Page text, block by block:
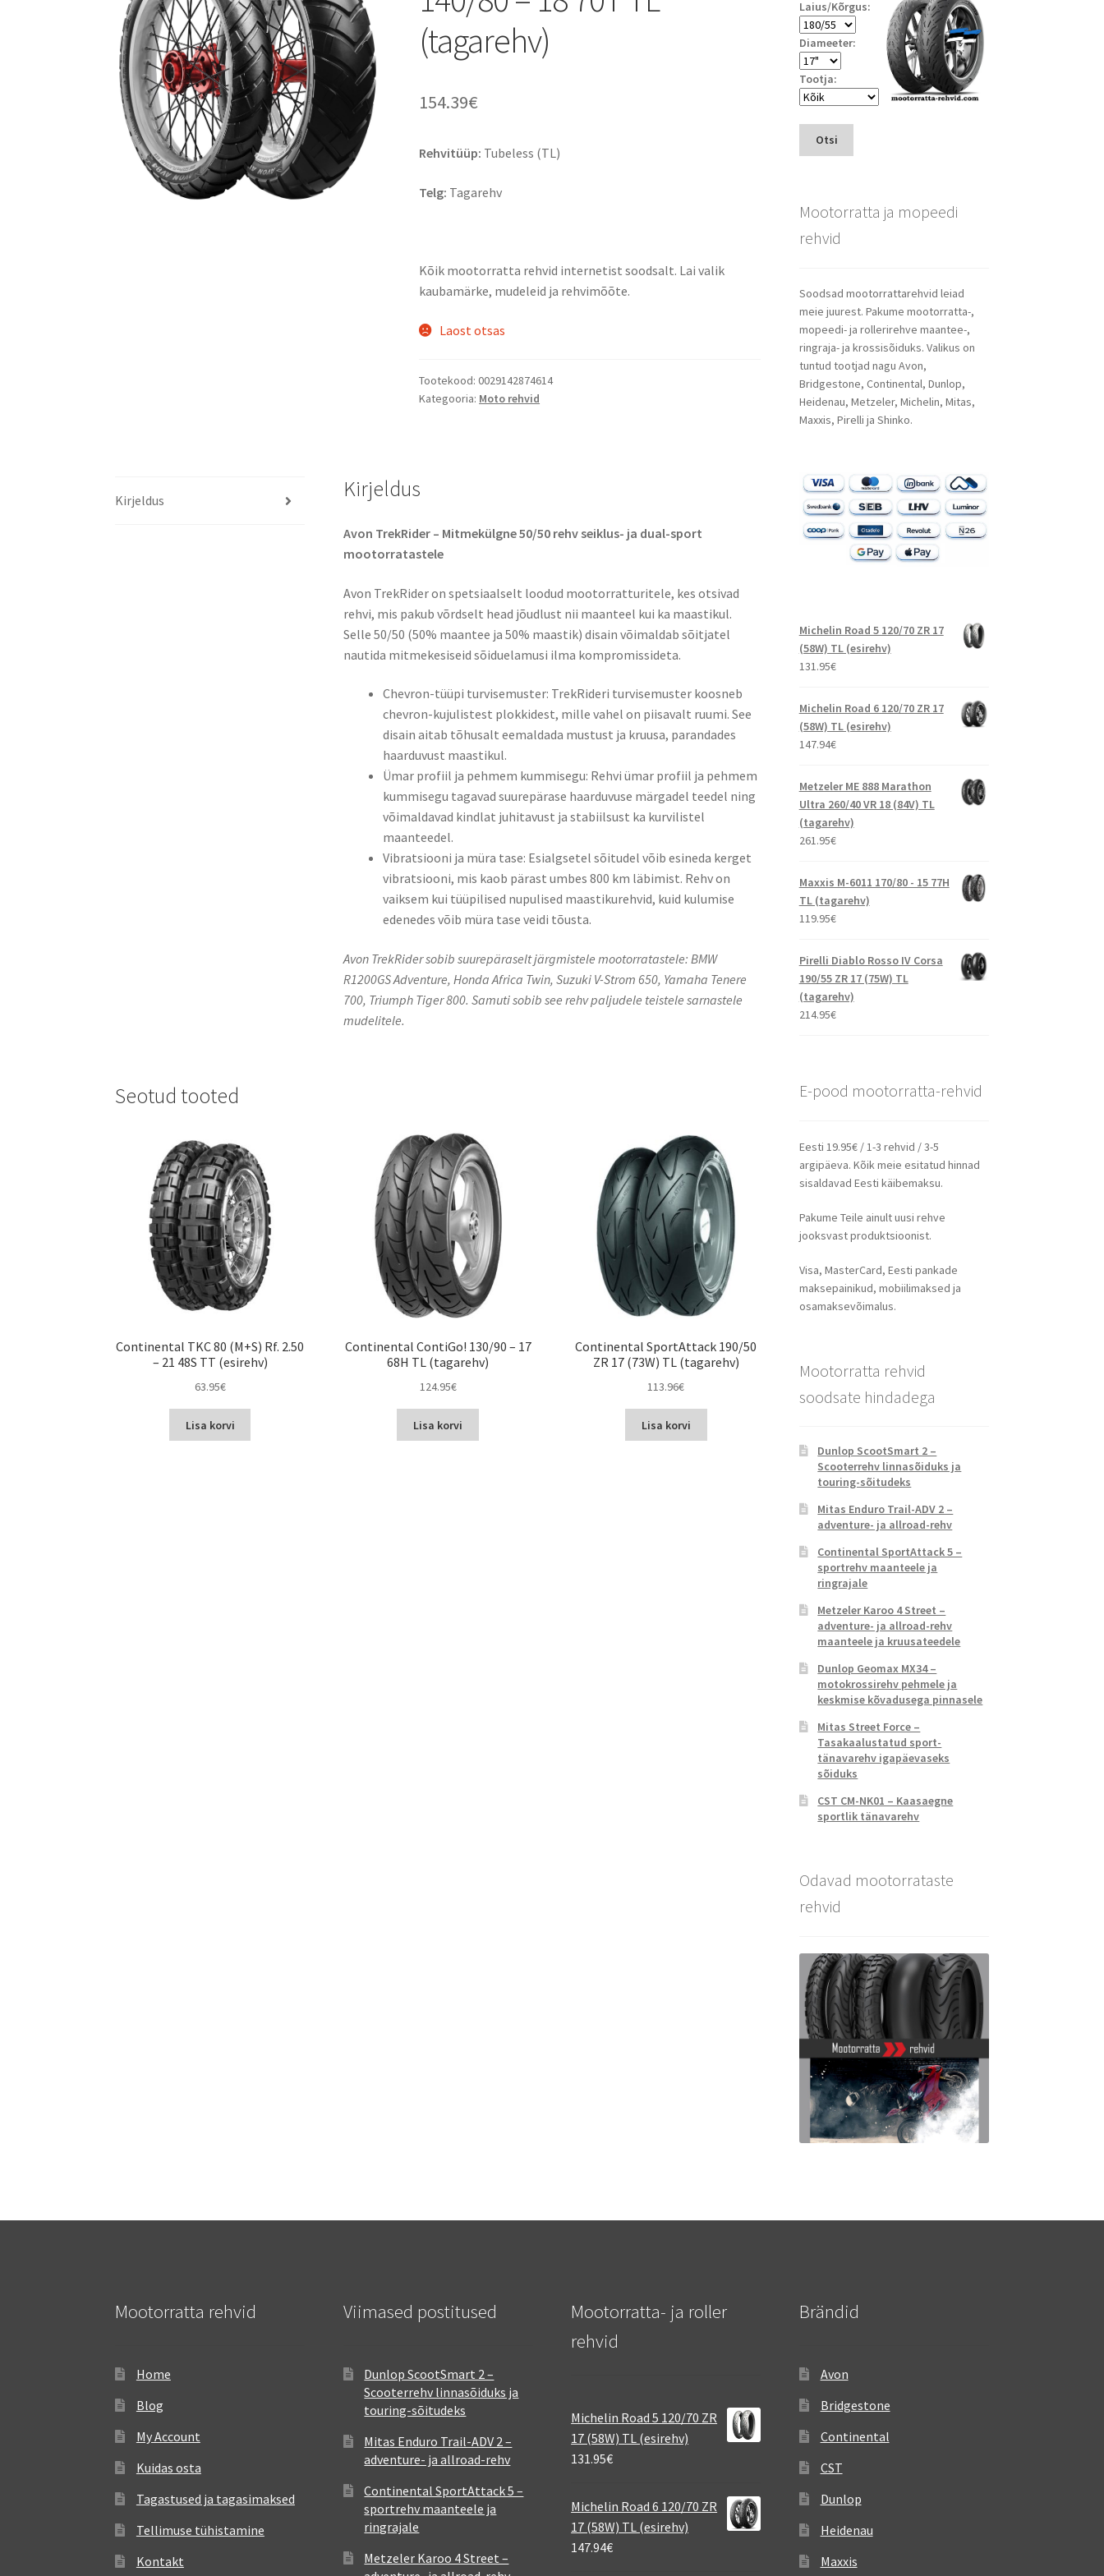
(tagarehv)
154.39€
Rehvitüüp: Tubeless (TL)
Telg: Tagarehv
Kõik mootorratta rehvid internetist soodsalt. Lai valik
kaubamärke, mudeleid ja rehvimõõte.
Laost otsas
Tootekood:0029142874614
Kategooria: Moto rehvid
Kirjeldus Kirjeldus
Avon TrekRider – Mitmekülgne 50/50 rehv seiklus- ja dual-sport
mootorratastele
Avon TrekRider on spetsiaalselt loodud mootorratturitele, kes otsivad
rehvi, mis pakub võrdselt head jõudlust nii maanteel kui ka maastikul.
Selle 50/50 (50% maantee ja 50% maastik) disain võimaldab sõitjatel
nautida mitmekesiseid sõiduelamusi ilma kompromissideta.
Chevron-tüüpi turvisemuster: TrekRideri turvisemuster koosneb
chevron-kujulistest plokkidest, mille vahel on piisavalt ruumi. See
disain aitab tõhusalt eemaldada mustust ja kruusa, parandades
haarduvust maastikul.
Ümar profiil ja pehmem kummisegu: Rehvi ümar profiil ja pehmem
kummisegu tagavad suurepärase haarduvuse märgadel teedel ning
võimaldavad kindlat juhitavust ja stabiilsust ka kurvilistel
maanteedel.
Vibratsiooni ja müra tase: Esialgsetel sõitudel võib esineda kerget
vibratsiooni, mis kaob pärast umbes 800 km läbimist. Rehv on
vaiksem kui tüüpilised nupulised maastikurehvid, kuid kulumise
edenedes võib müra tase veidi tõusta.
Avon TrekRider sobib suurepäraselt järgmistele mootorratastele: BMW
R1200GS Adventure, Honda Africa Twin, Suzuki V-Strom 650, Yamaha Tenere
700, Triumph Tiger 800. Samuti sobib see rehv paljudele teistele sarnastele
mudelitele.
Seotud tooted
Continental TKC 80 (M+S) Rf. 2.50
– 21 48S TT (esirehv)
63.95€
Lisa korvi
Continental ContiGo! 130/90 – 17
68H TL (tagarehv)
124.95€
Lisa korvi
Continental SportAttack 190/50
ZR 17 (73W) TL (tagarehv)
113.96€
Lisa korvi
Laius/Kõrgus:
Diameeter:
Tootja:
Otsi
Mootorratta ja mopeedi
rehvid
Soodsad mootorrattarehvid leiad
meie juurest. Pakume mootorratta-,
mopeedi- ja rollerirehve maantee-,
ringraja- ja krossisõiduks. Valikus on
tuntud tootjad nagu Avon,
Bridgestone, Continental, Dunlop,
Heidenau, Metzeler, Michelin, Mitas,
Maxxis, Pirelli ja Shinko.
Michelin Road 5 120/70 ZR 17
(58W) TL (esirehv)
131.95€
Michelin Road 6 120/70 ZR 17
(58W) TL (esirehv)
147.94€
Metzeler ME 888 Marathon
Ultra 260/40 VR 18 (84V) TL
(tagarehv)
261.95€
Maxxis M-6011 170/80 - 15 77H
TL (tagarehv)
119.95€
Pirelli Diablo Rosso IV Corsa
190/55 ZR 17 (75W) TL
(tagarehv)
214.95€
E-pood mootorratta-rehvid
Eesti 19.95€ / 1-3 rehvid / 3-5
argipäeva. Kõik meie esitatud hinnad
sisaldavad Eesti käibemaksu.
Pakume Teile ainult uusi rehve
jooksvast produktsioonist.
Visa, MasterCard, Eesti pankade
maksepainikud, mobiilimaksed ja
osamaksevõimalus.
Mootorratta rehvid
soodsate hindadega
Dunlop ScootSmart 2 –
Scooterrehv linnasõiduks ja
touring-sõitudeks
Mitas Enduro Trail-ADV 2 –
adventure- ja allroad-rehv
Continental SportAttack 5 –
sportrehv maanteele ja
ringrajale
Metzeler Karoo 4 Street –
adventure- ja allroad-rehv
maanteele ja kruusateedele
Dunlop Geomax MX34 –
motokrossirehv pehmele ja
keskmise kõvadusega pinnasele
Mitas Street Force –
Tasakaalustatud sport-
tänavarehv igapäevaseks
sõiduks
CST CM-NK01 – Kaasaegne
sportlik tänavarehv
Odavad mootorrataste
rehvid
Mootorratta rehvid
Home
Blog
My Account
Kuidas osta
Tagastused ja tagasimaksed
Tellimuse tühistamine
Kontakt
Viimased postitused
Dunlop ScootSmart 2 –
Scooterrehv linnasõiduks ja
touring-sõitudeks
Mitas Enduro Trail-ADV 2 –
adventure- ja allroad-rehv
Continental SportAttack 5 –
sportrehv maanteele ja
ringrajale
Metzeler Karoo 4 Street –
Mootorratta- ja roller
rehvid
Michelin Road 5 120/70 ZR
17 (58W) TL (esirehv)
131.95€
Michelin Road 6 120/70 ZR
17 (58W) TL (esirehv)
147.94€
Brändid
Avon
Bridgestone
Continental
CST
Dunlop
Heidenau
Maxxis